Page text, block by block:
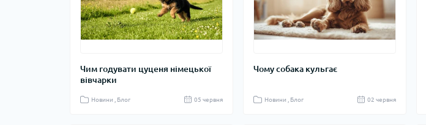
Чим годувати цуценя німецької
вівчарки
Новини , Блог 05 червня
Чому собака кульгає
Новини , Блог 02 червня